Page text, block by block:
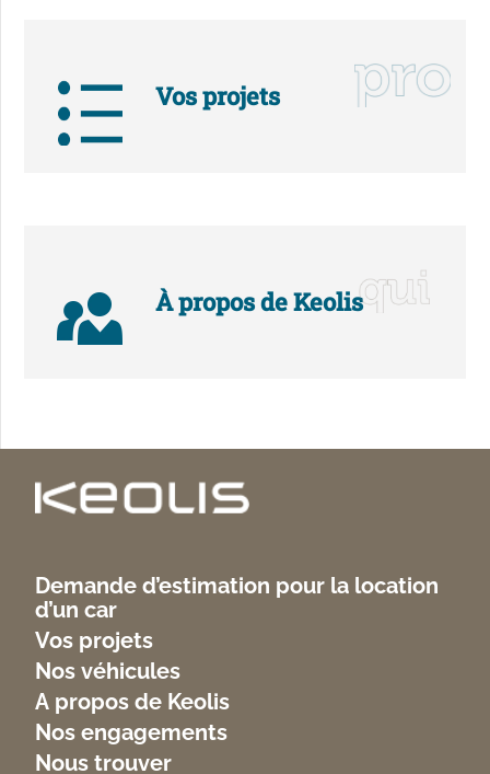
Vos projets
À propos de Keolis
Demande d’estimation pour la location
d’un car
Vos projets
Nos véhicules
A propos de Keolis
Nos engagements
Nous trouver